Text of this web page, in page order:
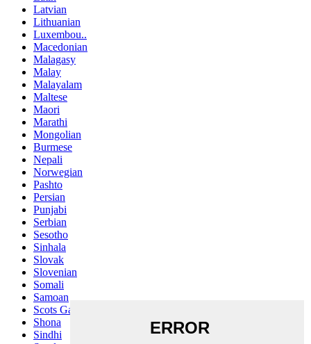
Latvian
Lithuanian
Luxembou..
Macedonian
Malagasy
Malay
Malayalam
Maltese
Maori
Marathi
Mongolian
Burmese
Nepali
Norwegian
Pashto
Persian
Punjabi
Serbian
Sesotho
Sinhala
Slovak
Slovenian
Somali
Samoan
Scots Gaelic
Shona
Sindhi